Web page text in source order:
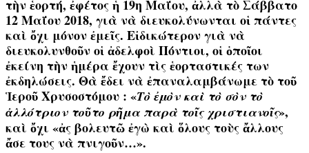
τὴν ἑορτή, ἐφέτος ἡ 19η Μαΐου, ἀλλὰ τὸΣάββατο
12 Μαΐου 2018, γιὰ νὰ διευκολύνωνται οἱ πάντες
καὶ ὄχι μόνον ἐμεῖς. Εἰδικώτερον γιὰ νὰ
διευκολυνθοῦνοἱ ἀδελφοὶ Πόντιοι, οἱ ὁποῖοι
ἐκείνη τὴν ἡμέρα ἔχουν τὶς ἑορταστικές των
ἐκδηλώσεις. Θὰ ἔδει νὰ ἐπαναλαμβάνωμε τὸ τοῦ
Ἱεροῦ Χρυσοστόμου : «Τὸ ἐμὸν καὶ τὸ σὸν τὸ
ἀλλότριον τοῦτο ρῆμα παρὰ τοῖς χριστιανοῖς»,
καὶ ὄχι «ἀς βολευτῶ ἐγὼ καὶ ὅλους τοὺς ἄλλους
ἄσε τους νὰ πνιγοῦν…».